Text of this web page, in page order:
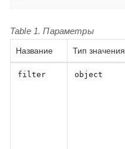
Table 1. Параметры
Название Тип значения
filter object